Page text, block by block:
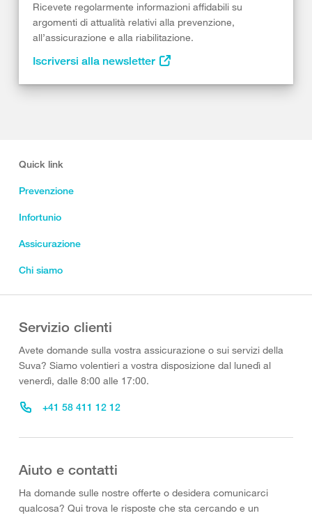
Ricevete regolarmente informazioni affidabili su
argomenti di attualità relativi alla prevenzione,
all’assicurazione e alla riabilitazione.
Iscriversi alla newsletter
Quick link
Prevenzione
Infortunio
Assicurazione
Chi siamo
Servizio clienti
Avete domande sulla vostra assicurazione o sui servizi della
Suva? Siamo volentieri a vostra disposizione dal lunedì al
venerdì, dalle 8:00 alle 17:00.
+41 58 411 12 12
Aiuto e contatti
Ha domande sulle nostre offerte o desidera comunicarci
qualcosa? Qui trova le risposte che sta cercando e un